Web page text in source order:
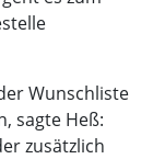
Wunschliste
sagte Heß:
zusätzlich